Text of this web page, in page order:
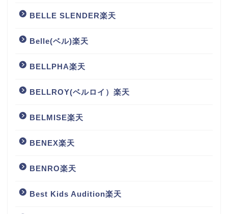
BELLE SLENDER楽天
Belle(ベル)楽天
BELLPHA楽天
BELLROY(ベルロイ）楽天
BELMISE楽天
BENEX楽天
BENRO楽天
Best Kids Audition楽天